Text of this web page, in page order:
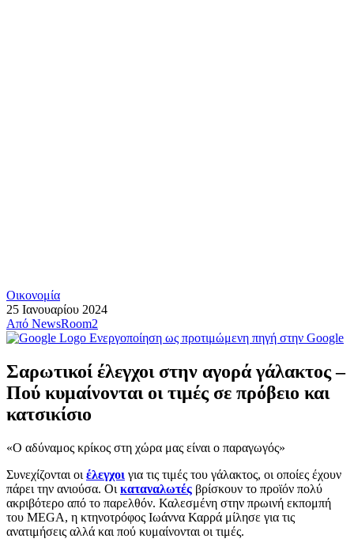
Οικονομία
25 Ιανουαρίου 2024
Από NewsRoom2
Ενεργοποίηση ως προτιμώμενη πηγή στην Google
Σαρωτικοί έλεγχοι στην αγορά γάλακτος –
Πού κυμαίνονται οι τιμές σε πρόβειο και
κατσικίσιο
«Ο αδύναμος κρίκος στη χώρα μας είναι ο παραγωγός»
Συνεχίζονται οι έλεγχοι για τις τιμές του γάλακτος, οι οποίες έχουν
πάρει την ανιούσα. Οι καταναλωτές βρίσκουν το προϊόν πολύ
ακριβότερο από το παρελθόν. Καλεσμένη στην πρωινή εκπομπή
του MEGA, η κτηνοτρόφος Ιωάννα Καρρά μίλησε για τις
ανατιμήσεις αλλά και πού κυμαίνονται οι τιμές.